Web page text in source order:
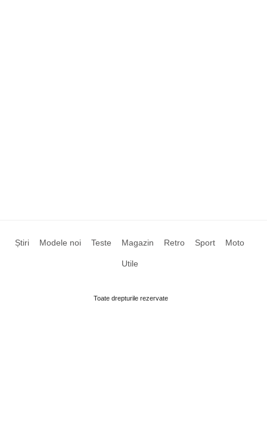
Știri Modele noi Teste Magazin Retro Sport Moto
Utile
Toate drepturile rezervate